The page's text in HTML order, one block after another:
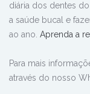
diária dos dentes
a saúde bucal e
ao ano. Aprenda a
Para mais
através do nosso